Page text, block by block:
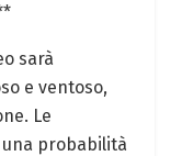
sarà
e ⁣ventoso,
Le
probabilità